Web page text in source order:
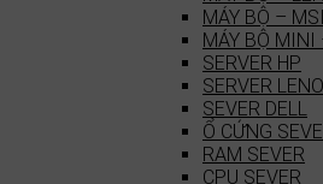
MÁY BỘ – MSI
MÁY BỘ MINI
SERVER HP
SERVER
SEVER DELL
Ổ CỨNG
RAM SEVER
CPU SEVER